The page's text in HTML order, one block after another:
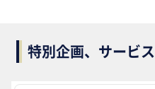
特別企画、サービス